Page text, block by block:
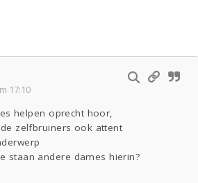
17:10
helpen oprecht hoor,
zelfbruiners ook attent
staan andere dames hierin?